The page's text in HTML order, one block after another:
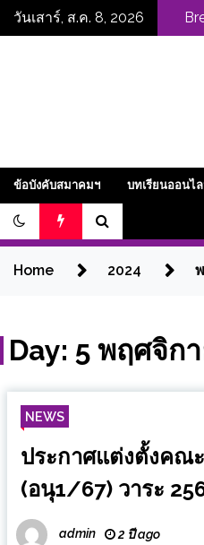
Skipวันเสาร์, ส.ค. 8, 2026
๑๙ พฤษภาคม ๒๕๖๙ คณะ
กรรมการบริหารและ
อนุกรรมการ สมาคมนักวิทยุ
ข้อบังคับสมาคมฯ บทเรียนออนไ
Home 2024
Day: 5 พฤศจิก
NEWS
ประกาศแต่งตั้งคณ
(อนุ1/67) วาระ
admin 2 ปี ago